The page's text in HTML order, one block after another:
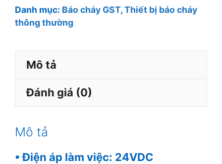
có
9403
số
Danh mục: Báo cháy GST,Thiết bị báo cháy
thông thường
Mô tả
Đánh giá (0)
Mô tả
• Điện áp làm việc: 24VDC